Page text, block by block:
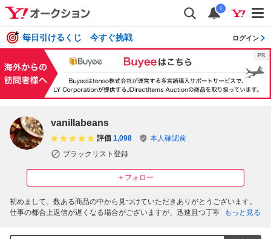
i
毎日引けるくじ 今すぐ挑戦 ログイン
vanillabeans
＋フォロー
評価 1,098
本人確認前
ブラックリスト登録
初めまして。数ある商品の中から見つけていただきありがとうございます。
仕事の都合上返信が遅くなる場合がございますが、迅速且つ丁寧にお取引が
商品についてのお問合せもお気軽に、また同日落札分に関しましては同梱も
もっと見る